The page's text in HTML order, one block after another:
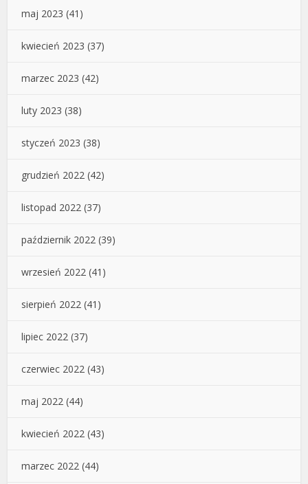
maj 2023 (41)
kwiecień 2023 (37)
marzec 2023 (42)
luty 2023 (38)
styczeń 2023 (38)
grudzień 2022 (42)
listopad 2022 (37)
październik 2022 (39)
wrzesień 2022 (41)
sierpień 2022 (41)
lipiec 2022 (37)
czerwiec 2022 (43)
maj 2022 (44)
kwiecień 2022 (43)
marzec 2022 (44)